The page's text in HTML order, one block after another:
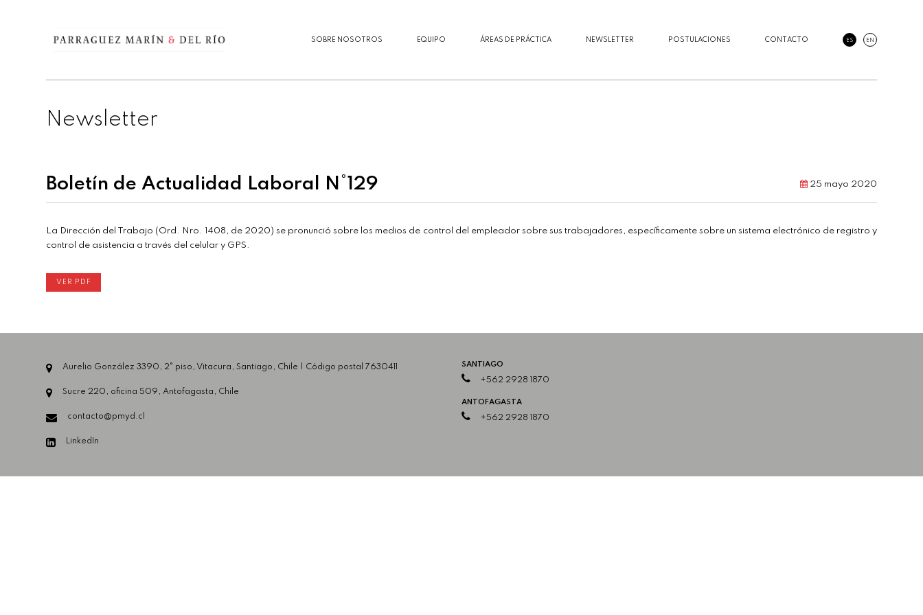
SOBRE NOSOTROS EQUIPO ÁREAS DE PRÁCTICA NEWSLETTER POSTULACIONES CONTACTO ES EN
Newsletter
Boletín de Actualidad Laboral N°129 25 mayo 2020
La Dirección del Trabajo (Ord. Nro. 1408, de 2020) se pronunció sobre los medios de control del empleador sobre sus trabajadores, específicamente sobre un sistema electrónico de registro y
control de asistencia a través del celular y GPS.
VER PDF
Aurelio González 3390, 2° piso, Vitacura, Santiago, Chile | Código postal 7630411
Sucre 220, oficina 509, Antofagasta, Chile
contacto@pmyd.cl
LinkedIn
SANTIAGO
+562 2928 1870
ANTOFAGASTA
+562 2928 1870